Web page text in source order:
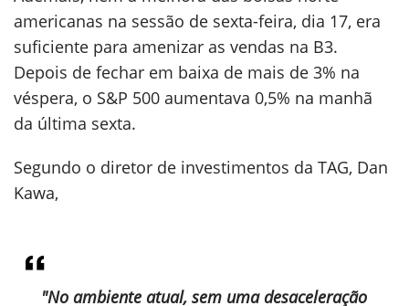
americanas na sessão de sexta-feira, dia 17, era
suficiente para amenizar as vendas na B3.
Depois de fechar em baixa de mais de 3% na
véspera, o S&P 500 aumentava 0,5% na manhã
da última sexta.
Segundo o diretor de investimentos da TAG, Dan
Kawa,
"No ambiente atual, sem uma desaceleração